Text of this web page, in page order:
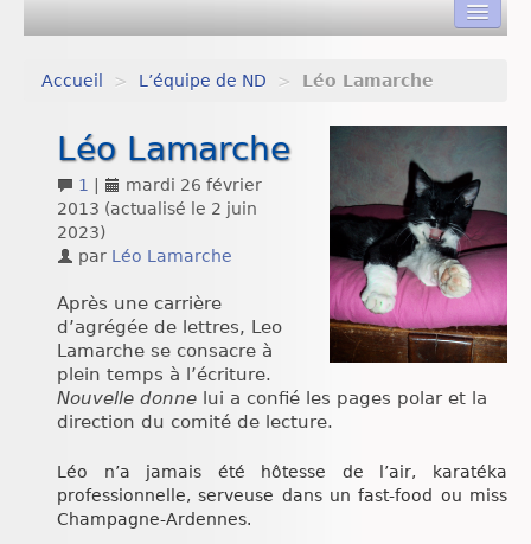
Appels à textes
Nouvelles à lire
L’équipe de ND
Accueil > L’équipe de ND > Léo Lamarche
Léo Lamarche
1
mardi 26 février
2013 (actualisé le 2 juin
2023)
par Léo Lamarche
Après une carrière
d’agrégée de lettres, Leo
Lamarche se consacre à
plein temps à l’écriture.
Nouvelle donne lui a confié les pages polar et la
direction du comité de lecture.
Léo n’a jamais été hôtesse de l’air, karatéka
professionnelle, serveuse dans un fast-food ou miss
Champagne-Ardennes.